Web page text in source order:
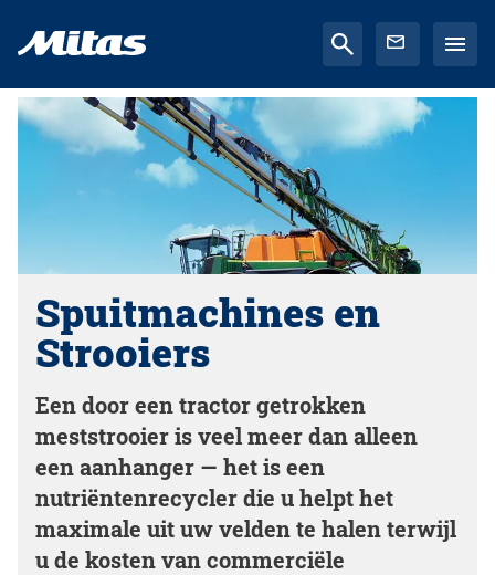
Spuitmachines en
Strooiers
Een door een tractor getrokken
meststrooier is veel meer dan alleen
een aanhanger — het is een
nutriëntenrecycler die u helpt het
maximale uit uw velden te halen terwijl
u de kosten van commerciële